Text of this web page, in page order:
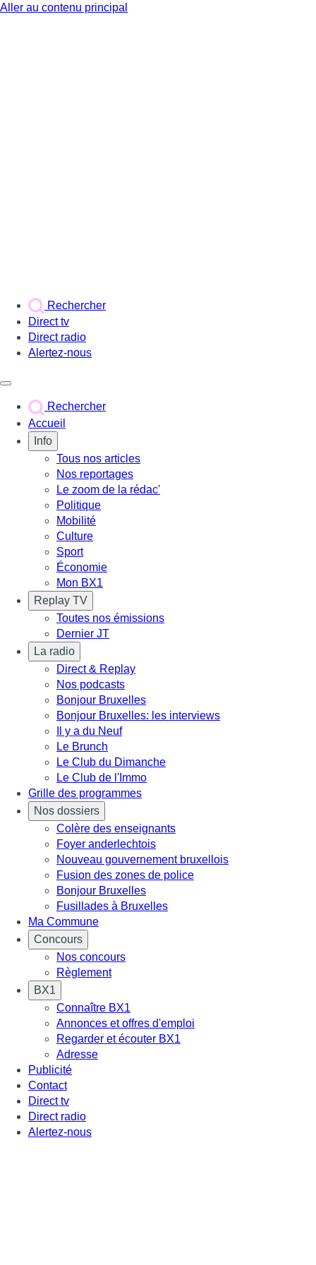
Aller au contenu principal
Rechercher
Direct tv
Direct radio
Alertez-nous
Rechercher
Accueil
Info
Tous nos articles
Nos reportages
Le zoom de la rédac'
Politique
Mobilité
Culture
Sport
Économie
Mon BX1
Replay TV
Toutes nos émissions
Dernier JT
La radio
Direct & Replay
Nos podcasts
Bonjour Bruxelles
Bonjour Bruxelles: les interviews
Il y a du Neuf
Le Brunch
Le Club du Dimanche
Le Club de l'Immo
Grille des programmes
Nos dossiers
Colère des enseignants
Foyer anderlechtois
Nouveau gouvernement bruxellois
Fusion des zones de police
Bonjour Bruxelles
Fusillades à Bruxelles
Ma Commune
Concours
Nos concours
Règlement
BX1
Connaître BX1
Annonces et offres d'emploi
Regarder et écouter BX1
Adresse
Publicité
Contact
Direct tv
Direct radio
Alertez-nous